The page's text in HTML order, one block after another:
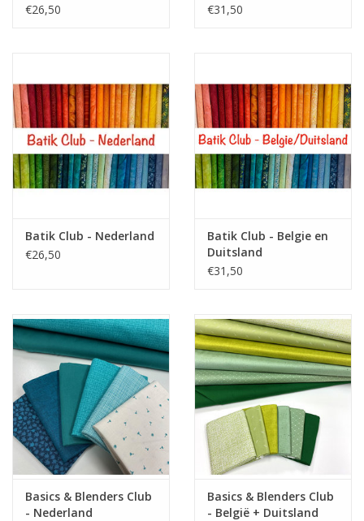
€26,50
€31,50
Batik Club - Nederland
€26,50
Batik Club - Belgie en
Duitsland
€31,50
Basics & Blenders Club
- Nederland
Basics & Blenders Club
- België + Duitsland